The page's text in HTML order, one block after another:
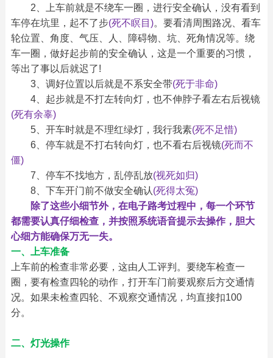
2、上车前就是不绕车一圈，进行安全确认，没有看到
车停在坑里，起不了步(死不瞑目)。要看清周围路况、看车
轮位置、角度、气压、人、障碍物、坑、死角情况等。绕
车一圈，做好起步前的安全确认，这是一个重要的习惯，
等出了事以后就迟了!
3、调好位置以后就是不系安全带(死于非命)
4、起步就是不打左转向灯，也不伸脖子看左右后视镜
(死有余辜)
5、开车时就是不理红绿灯，我行我素(死不足惜)
6、停车就是不打右转向灯，也不看右后视镜(死而不
僵)
7、停车不找地方，乱停乱放(视死如归)
8、下车开门前不做安全确认(死得太冤)
除了这些小细节外，在电子路考过程中，每一个环节
都需要认真仔细检查，并按照系统语音提示去操作，胆大
心细方能确保万无一失。
一、上车准备
上车前的检查非常必要，这由人工评判。要绕车检查一
圈，要有检查四轮的动作，打开车门前要观察后方交通情
况。如果未检查四轮、不观察交通情况，均直接扣100
分。
二、灯光操作